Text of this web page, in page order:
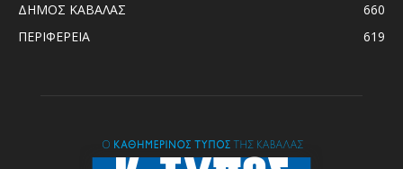
ΔΗΜΟΣ ΚΑΒΑΛΑΣ
660
ΠΕΡΙΦΕΡΕΙΑ
619